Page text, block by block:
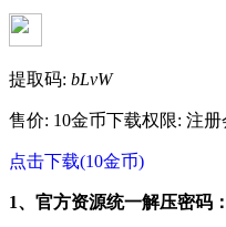
提取码: bLvW
售价: 10金币下载权限: 注册
点击下载(10金币)
1、官方资源统一解压密码